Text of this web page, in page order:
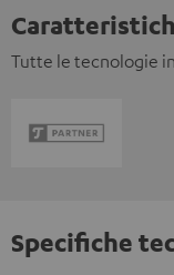
Tutte le tecnologie
Specifiche